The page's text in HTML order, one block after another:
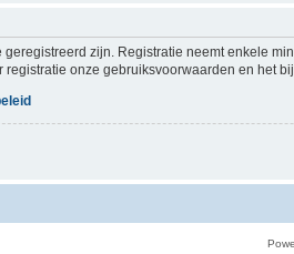
zijn. Registratie neemt enkele
onze gebruiksvoorwaarden en het